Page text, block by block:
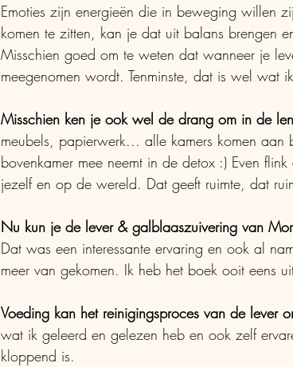
Emoties zijn energieën die in beweging willen
komen te zitten, kan je dat uit balans brengen
Misschien goed om te weten dat wanneer je
meegenomen wordt. Tenminste, dat is wel wat
Misschien ken je ook wel de drang om in de
meubels, papierwerk... alle kamers komen
bovenkamer mee neemt in de detox :) Even
jezelf en op de wereld. Dat geeft ruimte, dat
Nu kun je de lever & galblaaszuivering van
Dat was een interessante ervaring en ook al
meer van gekomen. Ik heb het boek ooit eens
Voeding kan het reinigingsproces van de lever
wat ik geleerd en gelezen heb en ook zelf
kloppend is.